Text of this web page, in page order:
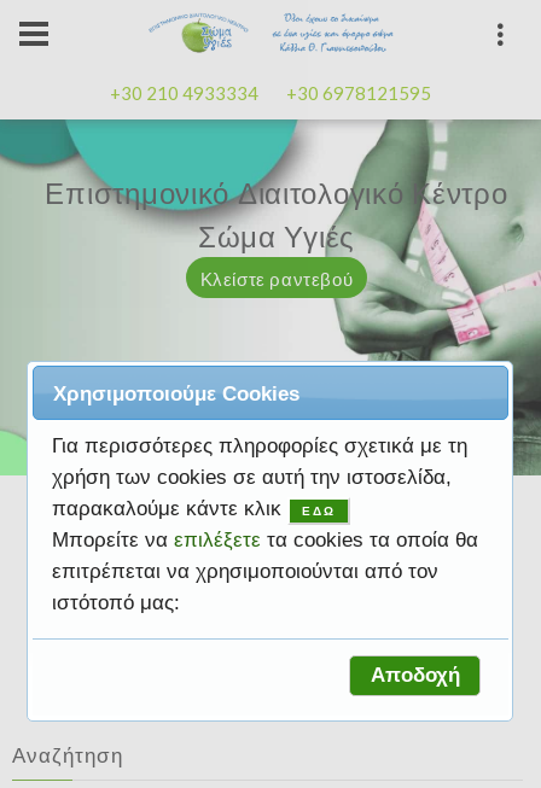
+30 210 4933334 +30 6978121595
Επαγγελματισμός, εμπειρίακαλή
διάθεση
Κλείστε ραντεβού
Επιστημονικό Διαιτολογικό Κέντρο
Σώμα Υγιές
Κλείστε ραντεβού
Μαζί μας μπορείτε
Κλείστε ραντεβού
Επαγγελματισμός, εμπειρίακαλή
διάθεση
Κλείστε ραντεβού
Επιστημονικό Διαιτολογικό Κέντρο
Σώμα Υγιές
Κλείστε ραντεβού
Διατροφή και ομορφιά
Αναζήτηση
Χρησιμοποιούμε Cookies
Για περισσότερες πληροφορίες σχετικά με τη
χρήση των cookies σε αυτή την ιστοσελίδα,
παρακαλούμε κάντε κλικ
ΕΔΩ
Μπορείτε να επιλέξετε τα cookies τα οποία θα
επιτρέπεται να χρησιμοποιούνται από τον
ιστότοπό μας:
Αποδοχή